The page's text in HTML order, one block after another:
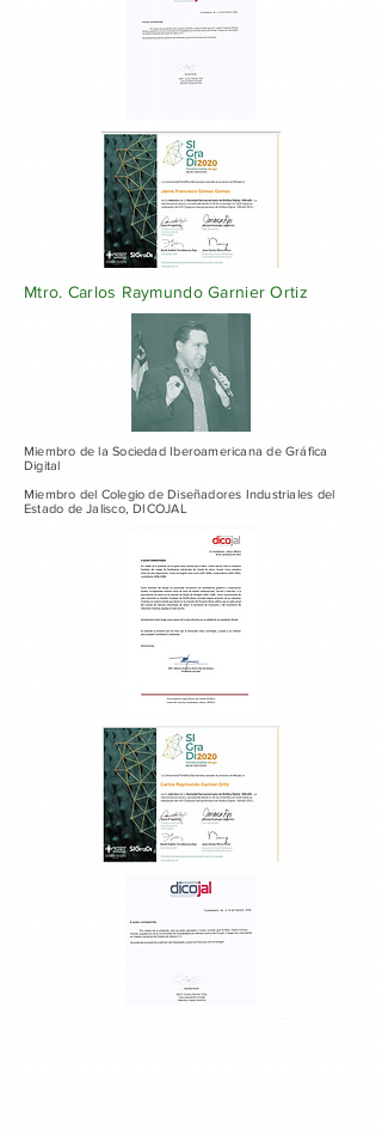
Mtro. Carlos Raymundo Garnier Ortiz
Miembro de la Sociedad Iberoamericana de Gráfica
Digital
Miembro del Colegio de Diseñadores Industriales del
Estado de Jalisco, DICOJAL